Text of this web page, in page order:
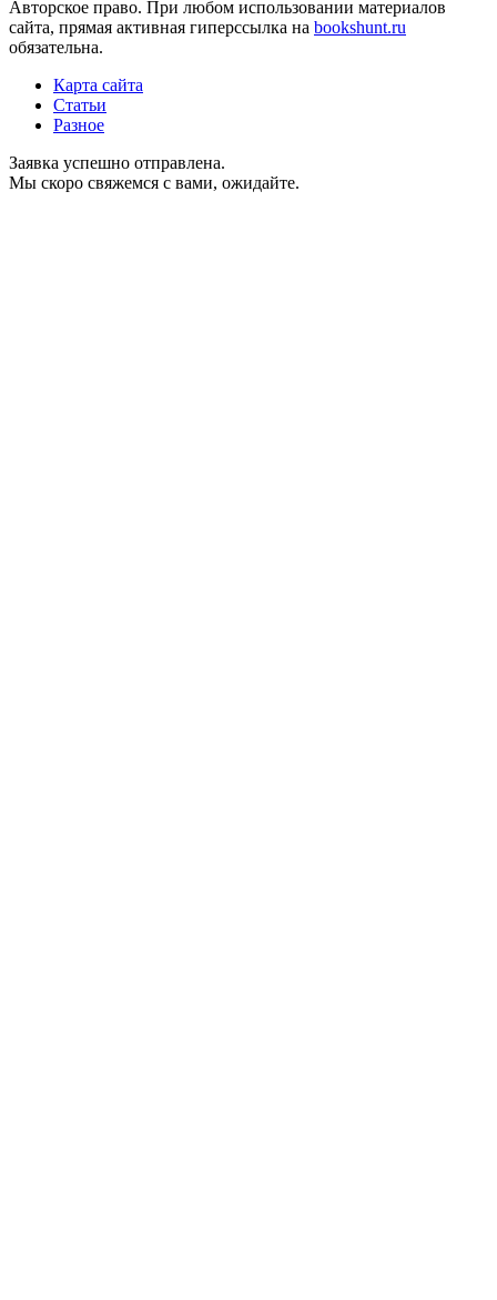
Авторское право. При любом использовании материалов
сайта, прямая активная гиперссылка на bookshunt.ru
обязательна.
Карта сайта
Статьи
Разное
Заявка успешно отправлена.
Мы скоро свяжемся с вами, ожидайте.